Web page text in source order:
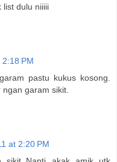
list dulu niiiii
PM
pastu kukus kosong.
garam sikit.
at 2:20 PM